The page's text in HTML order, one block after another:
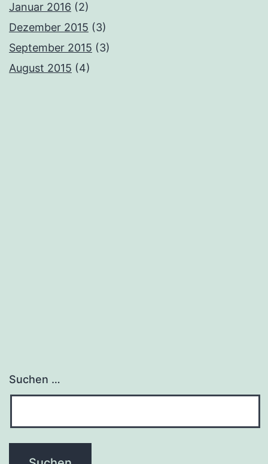
Januar 2016 (2)
Dezember 2015 (3)
September 2015 (3)
August 2015 (4)
Suchen …